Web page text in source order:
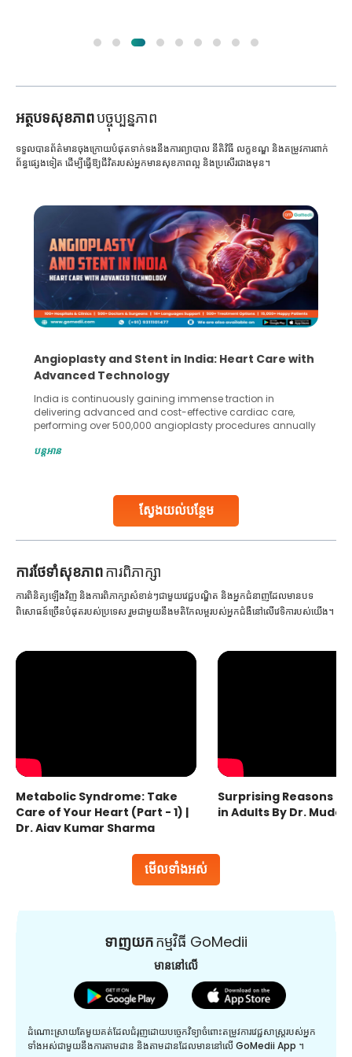
អត្ថបទសុខភាពបច្ចុប្បន្នភាព
ស្វែងយល់បន្ថែម
ទទួលបានព័ត៌មានចុងក្រោយបំផុតទាក់ទងនឹងការព្យាបាល នីតិវិធី លក្ខខណ្ឌ និងតម្រូវការពាក់
ព័ន្ធផ្សេងទៀត ដើម្បីធ្វើឱ្យជីវិតរបស់អ្នកមានសុខភាពល្អ និងប្រសើរជាងមុន។
Angioplasty and Stent in India: Heart Care with
Advanced Technology
India is continuously gaining immense traction in
delivering advanced and cost-effective cardiac care,
performing over 500,000 angioplasty procedures annually
globe are searching for treatments like angioplasty and
Studies, such as one published
បន្តអាន
ការ​ថែទាំ​សុខភាពការពិភាក្សា
មើលទាំងអស់
ការពិនិត្យឡើងវិញ និងការពិភាក្សាសំខាន់ៗជាមួយវេជ្ជបណ្ឌិត និងអ្នកជំនាញដែលមានបទ
ពិសោធន៍ច្រើនបំផុតរបស់ប្រទេស រួមជាមួយនឹងមតិកែលម្អរបស់អ្នកជំងឺនៅលើវេទិការបស់យើង។
Metabolic Syndrome: Take
Care of Your Heart (Part - 1) |
Dr. Ajay Kumar Sharma
Surprising Reasons
in Adults By Dr.
ទាញយកកម្មវិធី GoMedii
មាននៅលើ
ដំណោះស្រាយតែមួយគត់ដែលជំរុញដោយបច្ចេកវិទ្យាចំពោះតម្រូវការវេជ្ជសាស្រ្តរបស់អ្នក
ទាំងអស់ជាមួយនឹងការតាមដាន និងតាមដានដែលមាននៅលើ GoMedii App ។